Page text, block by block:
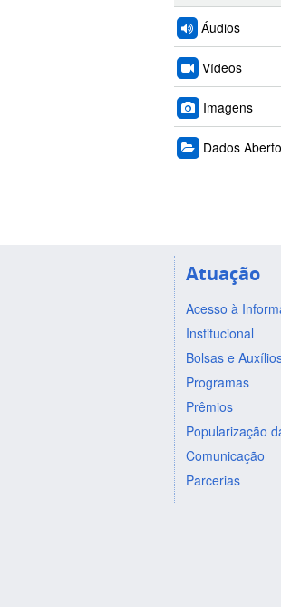
Áudios
Vídeos
Imagens
Dados
Atuação
Acesso à
Institucional
Bolsas e
Programas
Prêmios
Popularização
Comunicação
Parcerias